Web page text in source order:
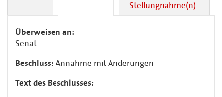
Stellungnahme(n)
Überweisen an:
Senat
Beschluss: Annahme mit Änderungen
Text des Beschlusses: